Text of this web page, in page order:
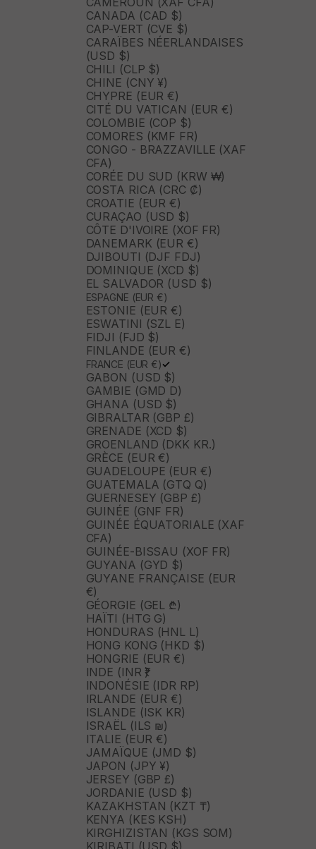
CANADA (CAD $)
CAP-VERT (CVE $)
CARAÏBES NÉERLANDAISES
(USD $)
CHILI (CLP $)
CHINE (CNY ¥)
CHYPRE (EUR €)
CITÉ DU VATICAN (EUR €)
COLOMBIE (COP $)
COMORES (KMF FR)
CONGO - BRAZZAVILLE (XAF
CFA)
CORÉE DU SUD (KRW ₩)
COSTA RICA (CRC ₡)
CROATIE (EUR €)
CURAÇAO (USD $)
CÔTE D'IVOIRE (XOF FR)
DANEMARK (EUR €)
DJIBOUTI (DJF FDJ)
DOMINIQUE (XCD $)
EL SALVADOR (USD $)
ESPAGNE (EUR €)
ESTONIE (EUR €)
ESWATINI (SZL E)
FIDJI (FJD $)
FINLANDE (EUR €)
FRANCE (EUR €)
GABON (USD $)
GAMBIE (GMD D)
GHANA (USD $)
GIBRALTAR (GBP £)
GRENADE (XCD $)
GROENLAND (DKK KR.)
GRÈCE (EUR €)
GUADELOUPE (EUR €)
GUATEMALA (GTQ Q)
GUERNESEY (GBP £)
GUINÉE (GNF FR)
GUINÉE ÉQUATORIALE (XAF
CFA)
GUINÉE-BISSAU (XOF FR)
GUYANA (GYD $)
GUYANE FRANÇAISE (EUR
€)
GÉORGIE (GEL ₾)
HAÏTI (HTG G)
HONDURAS (HNL L)
HONG KONG (HKD $)
HONGRIE (EUR €)
INDE (INR ₹)
INDONÉSIE (IDR RP)
IRLANDE (EUR €)
ISLANDE (ISK KR)
ISRAËL (ILS ₪)
ITALIE (EUR €)
JAMAÏQUE (JMD $)
JAPON (JPY ¥)
JERSEY (GBP £)
JORDANIE (USD $)
KAZAKHSTAN (KZT ₸)
KENYA (KES KSH)
KIRGHIZISTAN (KGS SOM)
KIRIBATI (USD $)